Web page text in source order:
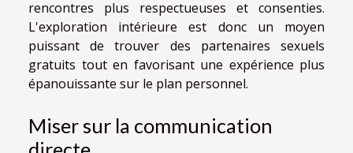
rencontres plus respectueuses et consenties.
L'exploration intérieure est donc un moyen
puissant de trouver des partenaires sexuels
gratuits tout en favorisant une expérience plus
épanouissante sur le plan personnel.
Miser sur la communication